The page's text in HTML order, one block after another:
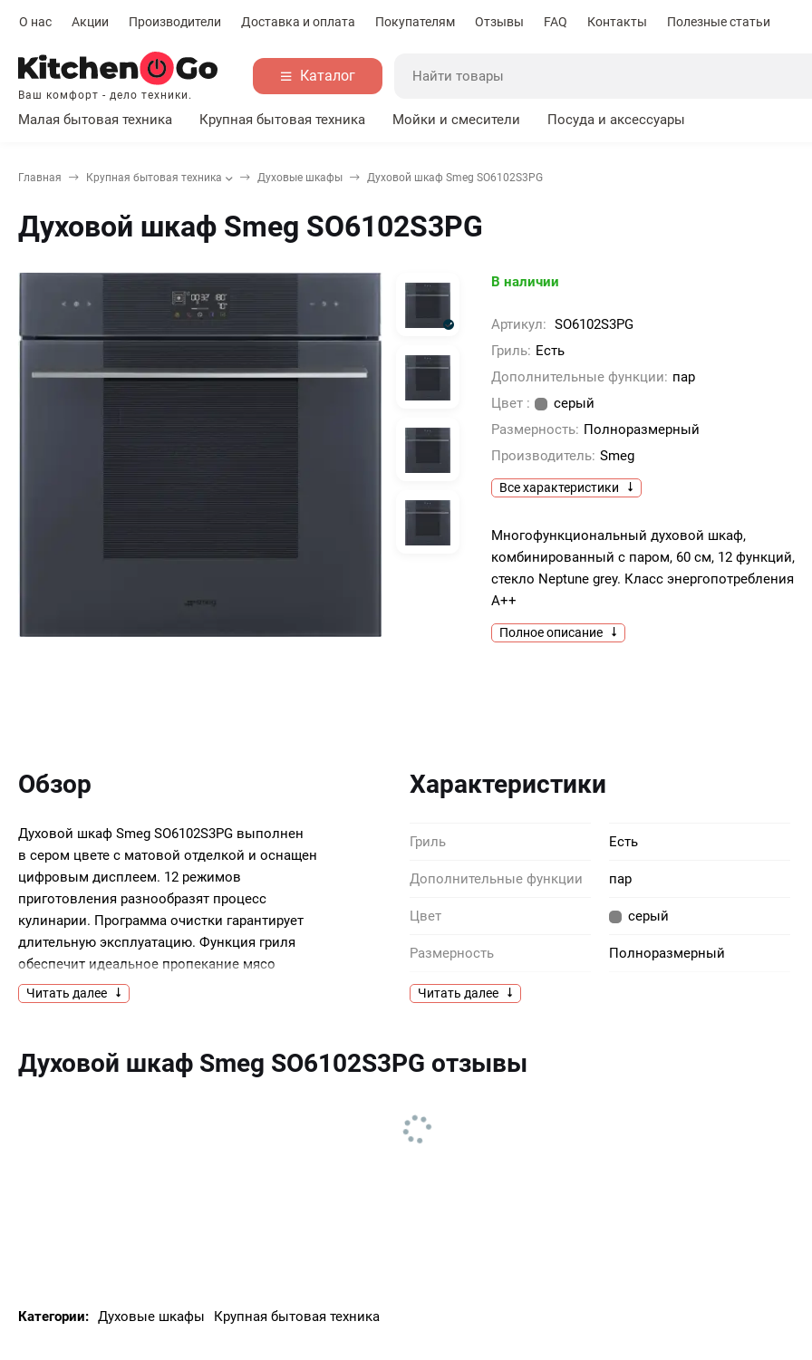
О нас Акции Производители Доставка и оплата Покупателям Отзывы FAQ Контакты Полезные статьи
Ваш комфорт - дело техники.
Каталог
Малая бытовая техника Крупная бытовая техника Мойки и смесители Посуда и аксессуары
Главная Крупная бытовая техника Духовые шкафы Духовой шкаф Smeg SO6102S3PG
Духовой шкаф Smeg SO6102S3PG
В наличии
Артикул: SO6102S3PG
Гриль: Есть
Дополнительные функции: пар
Цвет :
серый
Размерность: Полноразмерный
Производитель: Smeg
Все характеристики
Многофункциональный духовой шкаф,
комбинированный с паром, 60 см, 12 функций,
стекло Neptune grey. Класс энергопотребления
А++
Полное описание
Обзор
Духовой шкаф Smeg SO6102S3PG выполнен
в сером цвете с матовой отделкой и оснащен
цифровым дисплеем. 12 режимов
приготовления разнообразят процесс
кулинарии. Программа очистки гарантирует
длительную эксплуатацию. Функция гриля
обеспечит идеальное пропекание мясо
до хрустящей корочки, не пересушивая его
внутри. Паровая очистка размягчит все
уход за прибором.Ключевые
преимущества:12 режимов
Читать далее
Характеристики
Гриль Есть
Дополнительные функции пар
Цвет серый
Размерность Полноразмерный
Производитель
Тангенциальное
Функция «Пицца»
Читать далее
Духовой шкаф Smeg SO6102S3PG отзывы
Категории: Духовые шкафы Крупная бытовая техника